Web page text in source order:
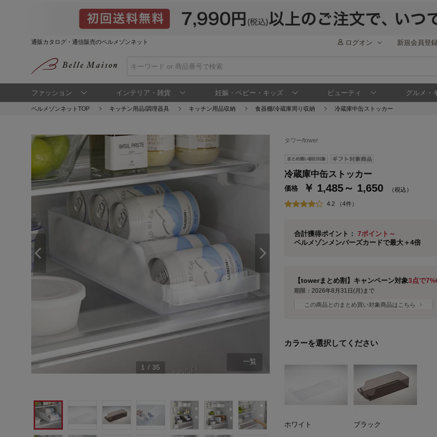
通販カタログ・通信販売のベルメゾンネット ログオン 新規会員登録
ファッション インテリア・雑貨 妊娠・ベビー・キッズ ビューティ グルメ・
ベルメゾンネットTOP キッチン用品/調理器具 キッチン用品収納 食器棚/冷蔵庫周り収納 冷蔵庫中缶ストッカー
ホワイト：レギュラー
1 / 35
一覧
タワー/tower
冷蔵庫中缶ストッカー
価格 ￥ 1,485～ 1,650 （税込）
4.2 （4件）
合計獲得ポイント：7ポイント～
ベルメゾンメンバーズカードで最大＋4倍
ステージが上がれば送料無料・返品引取無料！
さらにポイント還元最大16倍！
ベルメゾンご優待サービスについて
通常商品送料無料 返品引取無料（JCBのみ）
※メンバーズカードの加算ポイントはステージ倍率適
【towerまとめ割】キャンペーン対象3点で
期限：2026年8月31日(月)まで
この商品とのまとめ買い対象商品はこちら
カラーを選択してください
ホワイト ブラック